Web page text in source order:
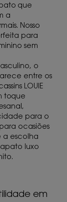
que
a
Nosso
para
sem
o
entre os
LOUIE
toque
para o
ocasiões
a escolha
luxo
em